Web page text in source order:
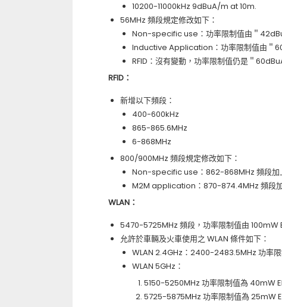
10200-11000kHz 9dBuA/m at 10m.
56MHz 頻段規定修改如下：
Non-specific use：功率限制值由＂
Inductive Application：功率限制值由＂
RFID：沒有變動，功率限制值仍是＂
RFID：
新增以下頻段：
400-600kHz
865-865.6MHz
6-868MHz
800/900MHz 頻段規定修改如下：
Non-specific use：862-868MHz 頻段加
M2M application：870-874.4MHz 頻段加
WLAN：
5470-5725MHz 頻段，功率限制值由 100mW
允許於車輛及火車使用之 WLAN 條件如下：
WLAN 2.4GHz：2400-2483.5MHz 功率限
WLAN 5GHz：
5150-5250MHz 功率限制值為 40mW
5725-5875MHz 功率限制值為 25mW